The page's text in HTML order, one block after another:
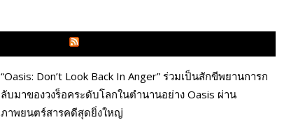
“Oasis: Don’t Look Back In Anger” ร่วมเป็นสักขีพยานการก
ลับมาของวงร็อคระดับโลกในตำนานอย่าง Oasis ผ่าน
ภาพยนตร์สารคดีสุดยิ่งใหญ่